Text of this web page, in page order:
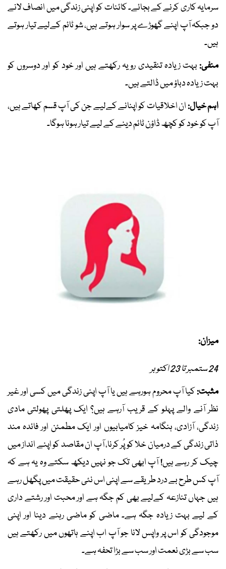
سرمایہ کاری کرنے کے بجائے۔ کائنات کو اپنی زندگی میں انصاف لانے
دو جبکہ آپ اپنے گھوڑے پر سوار ہوتے ہیں، شو ٹائم کےلیے تیار ہوتے
ہیں۔
منفی:بہت زیادہ تنقیدی رویہ رکھتے ہیں اور خود کو اور دوسروں کو
بہت زیادہ دباؤ میں ڈالتے ہیں۔
اہم خیال:ان اخلاقیات کو اپنانے کےلیے جن کی آپ قسم کھاتے ہیں،
آپ کو خود کو کچھ ڈاؤن ٹائم دینے کے لیے تیار ہونا ہوگا۔
میزان:
24 ستمبر تا 23 اکتوبر
مثبت:کیا آپ محروم ہورہے ہیں یا آپ اپنی زندگی میں کسی اور غیر
نظر آنے والے پہلو کے قریب آرہے ہیں؟ ایک پھلتی پھولتی مادی
زندگی، آزادی، ہنگامہ خیز کامیابیوں اور ایک مطمئن اور فائدہ مند
ذاتی زندگی کے درمیان خلا کو پُر کرنا، آپ ان مقاصد کو اپنے انداز میں
چیک کر رہے ہیں! آپ ابھی تک جو نہیں دیکھ سکتے وہ یہ ہے کہ
آپ کس طرح بے درد طریقے سے اپنی اس نئی حقیقت میں پگھل رہے
ہیں جہاں تنازعہ کےلیے بھی کم جگہ ہے اور محبت اور رشتے داری
کے لیے بہت زیادہ جگہ ہے۔ ماضی کو ماضی رہنے دینا اور اپنی
موجودگی کو اس پر واپس لانا جو آپ اب اپنے ہاتھوں میں رکھتے ہیں
سب سے بڑی نعمت اور سب سے بڑا تحفہ ہے۔